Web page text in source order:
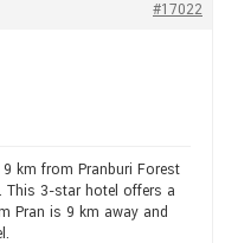
#17022
km from Pranburi Forest
This 3-star hotel offers a
Pran is 9 km away and